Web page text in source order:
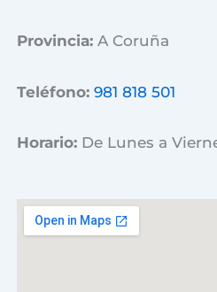
Provincia:A Coruña
Teléfono: 981 818 501
Horario: De Lunes a